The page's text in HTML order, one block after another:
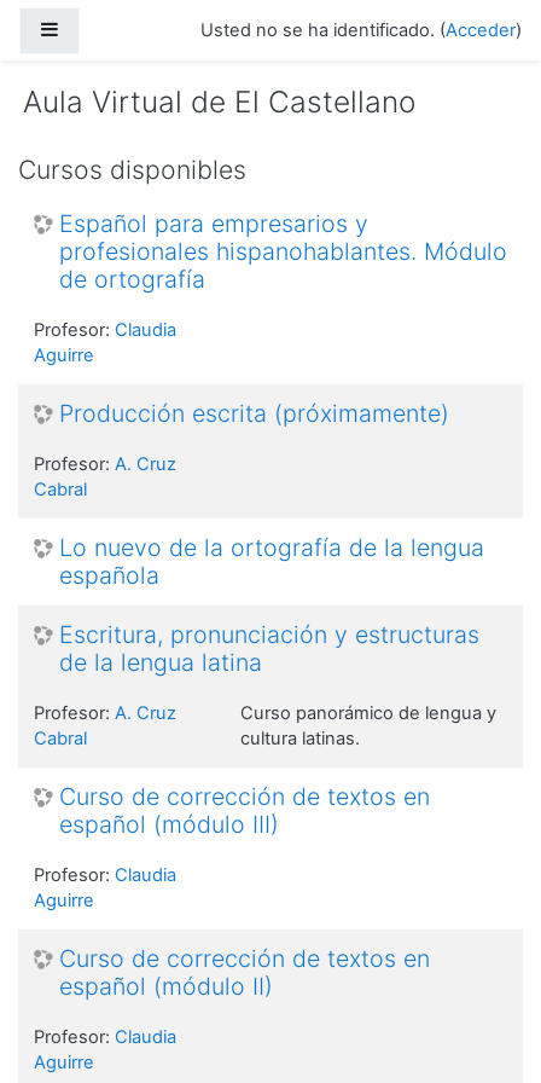
Usted no se ha identificado. (Acceder)
Aula Virtual de El Castellano
Cursos disponibles
Español para empresarios y
profesionales hispanohablantes. Módulo
de ortografía
Profesor: Claudia
Aguirre
Producción escrita (próximamente)
Profesor: A. Cruz
Cabral
Lo nuevo de la ortografía de la lengua
española
Escritura, pronunciación y estructuras
de la lengua latina
Curso panorámico de lengua y
cultura latinas.
Profesor: A. Cruz
Cabral
Curso de corrección de textos en
español (módulo III)
Profesor: Claudia
Aguirre
Curso de corrección de textos en
español (módulo II)
Profesor: Claudia
Aguirre